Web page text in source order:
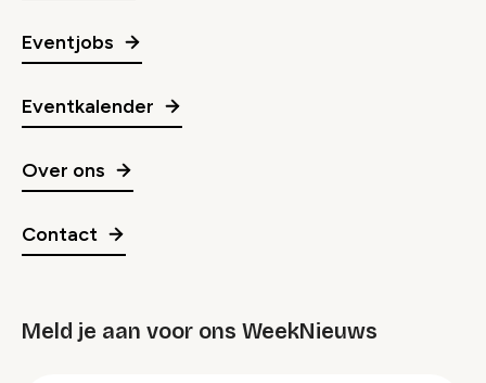
Eventjobs
Eventkalender
Over ons
Contact
Meld je aan voor ons WeekNieuws